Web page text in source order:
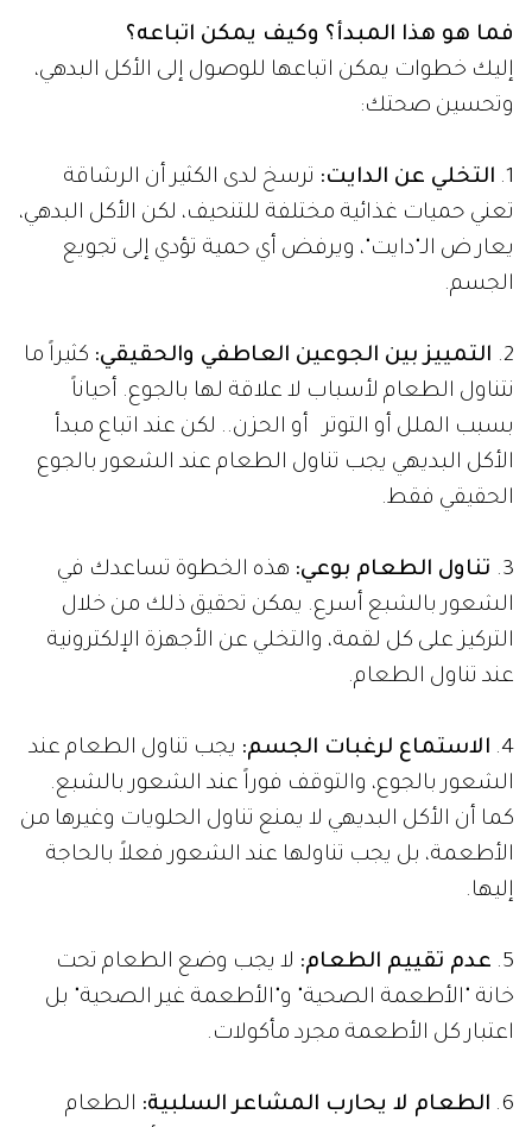
فما هو هذا المبدأ؟ وكيف يمكن اتباعه؟
إليك خطوات يمكن اتباعها للوصول إلى الأكل البدهي،
وتحسين صحتك:
1. التخلي عن الدايت: ترسخ لدى الكثير أن الرشاقة
تعني حميات غذائية مختلفة للتنحيف، لكن الأكل البدهي،
يعار ض الـ"دايت"، ويرفض أي حمية تؤدي إلى تجويع
الجسم.
2. التمييز بين الجوعين العاطفي والحقيقي: كثيراً ما
نتناول الطعام لأسباب لا علاقة لها بالجوع. أحياناً
بسبب الملل أو التوتر أو الحزن.. لكن عند اتباع مبدأ
الأكل البديهي يجب تناول الطعام عند الشعور بالجوع
الحقيقي فقط.
3. تناول الطعام بوعي: هذه الخطوة تساعدك في
الشعور بالشبع أسرع. يمكن تحقيق ذلك من خلال
التركيز على كل لقمة، والتخلي عن الأجهزة الإلكترونية
عند تناول الطعام.
4. الاستماع لرغبات الجسم: يجب تناول الطعام عند
الشعور بالجوع، والتوقف فوراً عند الشعور بالشبع.
كما أن الأكل البديهي لا يمنع تناول الحلويات وغيرها من
الأطعمة، بل يجب تناولها عند الشعور فعلاً بالحاجة
إليها.
5. عدم تقييم الطعام: لا يجب وضع الطعام تحت
خانة "الأطعمة الصحية" و"الأطعمة غير الصحية" بل
اعتبار كل الأطعمة مجرد مأكولات.
6. الطعام لا يحارب المشاعر السلبية: الطعام